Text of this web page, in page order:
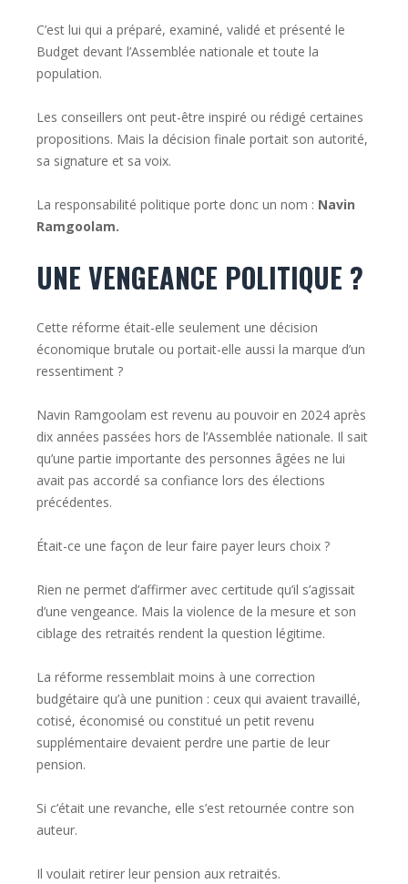
C’est lui qui a préparé, examiné, validé et présenté le
Budget devant l’Assemblée nationale et toute la
population.
Les conseillers ont peut-être inspiré ou rédigé certaines
propositions. Mais la décision finale portait son autorité,
sa signature et sa voix.
La responsabilité politique porte donc un nom : Navin
Ramgoolam.
UNE VENGEANCE POLITIQUE ?
Cette réforme était-elle seulement une décision
économique brutale ou portait-elle aussi la marque d’un
ressentiment ?
Navin Ramgoolam est revenu au pouvoir en 2024 après
dix années passées hors de l’Assemblée nationale. Il sait
qu’une partie importante des personnes âgées ne lui
avait pas accordé sa confiance lors des élections
précédentes.
Était-ce une façon de leur faire payer leurs choix ?
Rien ne permet d’affirmer avec certitude qu’il s’agissait
d’une vengeance. Mais la violence de la mesure et son
ciblage des retraités rendent la question légitime.
La réforme ressemblait moins à une correction
budgétaire qu’à une punition : ceux qui avaient travaillé,
cotisé, économisé ou constitué un petit revenu
supplémentaire devaient perdre une partie de leur
pension.
Si c’était une revanche, elle s’est retournée contre son
auteur.
Il voulait retirer leur pension aux retraités.